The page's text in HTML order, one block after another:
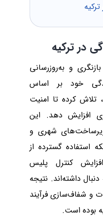
در ترکیه
و به‌روزرسانی
خود بر اساس
تلاش کرده تا امنیت
افزایش دهد. این
زیرساخت‌های شهری و
استفاده گسترده از
کنترل پلیس
دنبال داشته‌اند. نتیجه
و شفاف‌سازی فرآیند
بوده است.